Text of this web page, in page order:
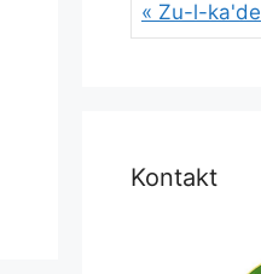
« Zu-l-ka'de
Kontakt